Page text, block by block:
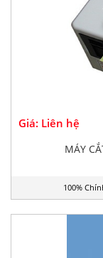
Giá: Liên hệ
MÁY
100%